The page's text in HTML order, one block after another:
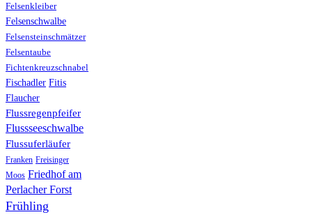
Felsenkleiber
Felsenschwalbe
Felsensteinschmätzer
Felsentaube
Fichtenkreuzschnabel
Fischadler Fitis
Flaucher
Flussregenpfeifer
Flussseeschwalbe
Flussuferläufer
Franken Freisinger
Moos Friedhof am
Perlacher Forst
Frühling